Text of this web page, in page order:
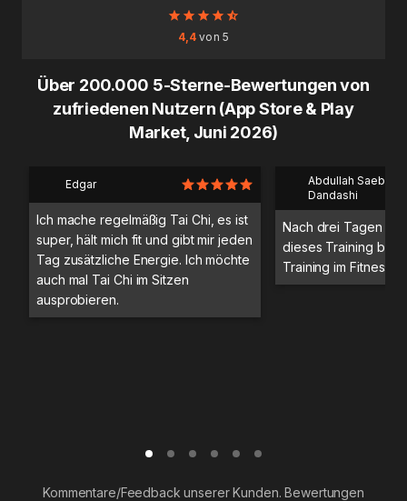
4,4 von 5
Über 200.000 5-Sterne-Bewertungen von
zufriedenen Nutzern (App Store & Play
Market, Juni 2026)
Edgar
Ich mache regelmäßig Tai Chi, es ist
super, hält mich fit und gibt mir jeden
Tag zusätzliche Energie. Ich möchte
auch mal Tai Chi im Sitzen
ausprobieren.
Abdullah Saeb Al
Dandashi
Nach drei Tagen
dieses Training
Training im
Kommentare/Feedback unserer Kunden. Bewertungen